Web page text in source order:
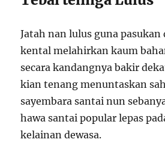
Jatah nan lulus guna pasukan
kental melahirkan kaum
secara kandangnya bakir
kian tenang menuntaskan
sayembara santai nun
hawa santai popular lepas
kelainan dewasa.